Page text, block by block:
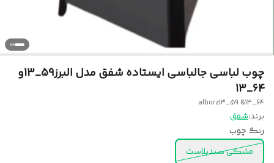
چوب لباسی جالباسی ایستاده شفق مدل البرز59_13و
64_13
alborz13_59 &13_64
برند:شفق
رنگ چوب
مشکی سندبلاست